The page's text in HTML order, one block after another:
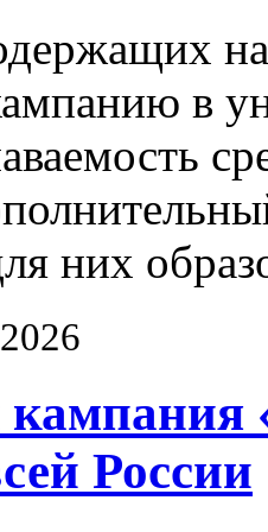
в
них
кампания
России